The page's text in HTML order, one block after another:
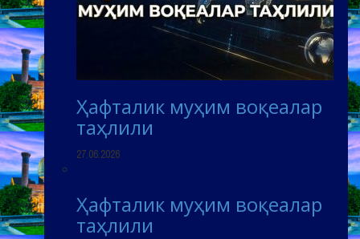
Ҳафталик муҳим воқеалар
таҳлили
27.06.2026
Ҳафталик муҳим воқеалар
таҳлили